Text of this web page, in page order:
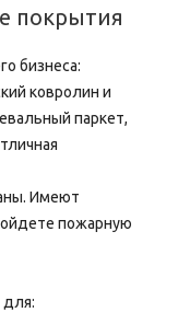
покрытия
бизнеса:
ковролин и
паркет,
Имеют
пожарную
для: